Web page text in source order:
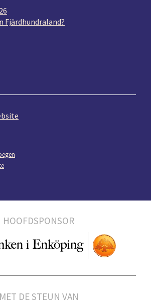
Fjärdhundraland?
HOOFDSPONSOR
MET DE STEUN VAN